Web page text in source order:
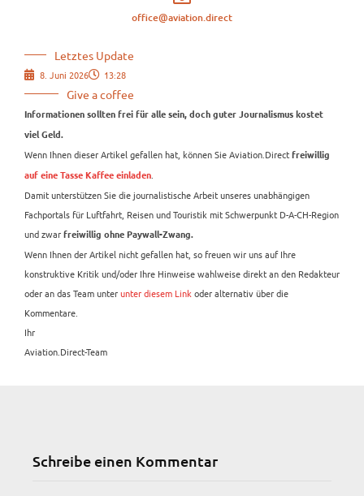
office@aviation.direct
Letztes Update
8. Juni 2026 13:28
Give a coffee
Informationen sollten frei für alle sein, doch guter Journalismus kostet
viel Geld.
Wenn Ihnen dieser Artikel gefallen hat, können Sie Aviation.Direct freiwillig
auf eine Tasse Kaffee einladen
Damit unterstützen Sie die journalistische Arbeit unseres unabhängigen
Fachportals für Luftfahrt, Reisen und Touristik mit Schwerpunkt D-A-CH-Region
und zwar freiwillig ohne Paywall-Zwang.
Wenn Ihnen der Artikel nicht gefallen hat, so freuen wir uns auf Ihre
konstruktive Kritik und/oder Ihre Hinweise wahlweise direkt an den Redakteur
oder an das Team unterunter diesem Link oder alternativ über die
Kommentare.
Ihr
Aviation.Direct-Team
Schreibe einen Kommentar